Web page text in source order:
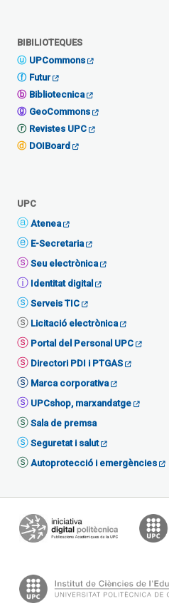
BIBILIOTEQUES
UPCommons
Futur
Bibliotecnica
GeoCommons
Revistes UPC
DOIBoard
UPC
Atenea
E-Secretaria
Seu electrònica
Identitat digital
Serveis TIC
Licitació electrònica
Portal del Personal UPC
Directori PDI i PTGAS
Marca corporativa
UPCshop, marxandatge
Sala de premsa
Seguretat i salut
Autoprotecció i emergències